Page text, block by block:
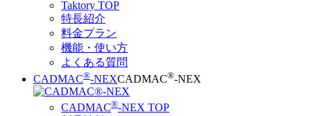
Taktory TOP
特長紹介
料金プラン
機能・使い方
よくある質問
CADMAC®-NEXCADMAC®-NEX
CADMAC®-NEX TOP